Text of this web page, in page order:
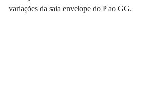
variações da saia envelope do P ao GG.